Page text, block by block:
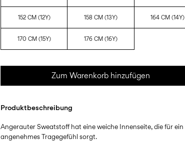
152 CM (12Y) 158 CM (13Y) 164 CM (14Y)
170 CM (15Y) 176 CM (16Y)
Zum Warenkorb hinzufügen
Produktbeschreibung
Angerauter Sweatstoff hat eine weiche Innenseite, die für ein
angenehmes Tragegefühl sorgt.